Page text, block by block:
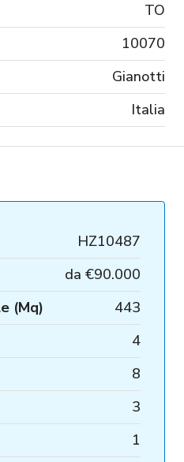
TO
10070
Gianotti
Italia
HZ10487
da €90.000
(Mq)
443
4
8
3
1